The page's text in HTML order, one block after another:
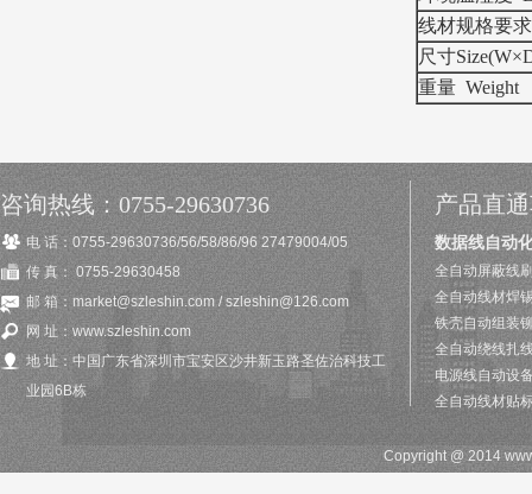
线材规格要
尺寸
重量 Weight
咨询热线：0755-29630736
电 话：0755-29630736/56/58/86/96 27479004/05
传 真： 0755-29630458
邮 箱：market@szleshin.com / szleshin@126.com
网 址：www.szleshin.com
地 址：中国广东省深圳市宝安区沙井新玉路圣佐治科技工
业园6B栋
产品直
数据线自动
全自动屏蔽线
全自动线材焊
铁壳自动组装
全自动绕线扎
电源线自动设
全自动线材贴
Copyright @ 2014